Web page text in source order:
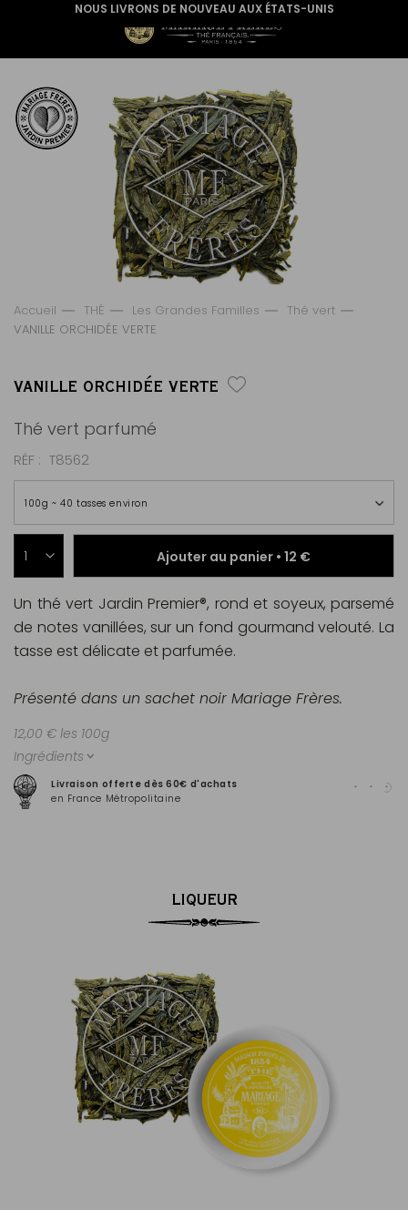
NOUS LIVRONS DE NOUVEAU AUX ÉTATS-UNIS
Accueil THÉ Les Grandes Familles
Thé vert
VANILLE ORCHIDÉE VERTE
VANILLE ORCHIDÉE VERTE
Thé vert parfumé
RÉF T8562
100g ~ 40 tasses environ
Ajouter au panier • 12 €
Livraison offerte dès 60€ d'achats
en France Métropolitaine
Un thé vert Jardin Premier®, rond et soyeux, parsemé
de notes vanillées, sur un fond gourmand velouté. La
tasse est délicate et parfumée.
Présenté dans un sachet noir Mariage Frères.
12,00 € les 100g
Ingrédients
LIQUEUR